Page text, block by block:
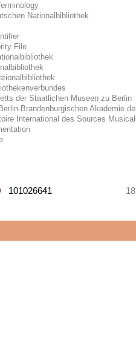
Nationalbibliothek
File
der Staatlichen Museen zu Berlin
Brandenburgischen Akademie
International des Sources
101026641